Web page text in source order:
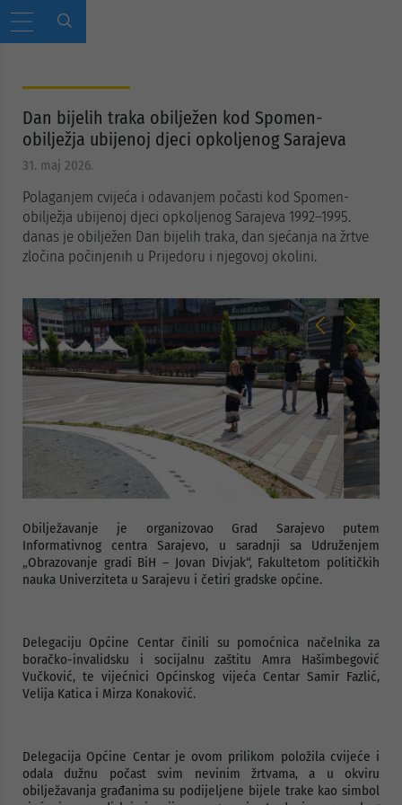
Dan bijelih traka obilježen kod Spomen-
obilježja ubijenoj djeci opkoljenog Sarajeva
31. maj 2026.
Polaganjem cvijeća i odavanjem počasti kod Spomen-
obilježja ubijenoj djeci opkoljenog Sarajeva 1992–1995.
danas je obilježen Dan bijelih traka, dan sjećanja na žrtve
zločina počinjenih u Prijedoru i njegovoj okolini.
Obilježavanje je organizovao Grad Sarajevo putem
Informativnog centra Sarajevo, u saradnji sa Udruženjem
„Obrazovanje gradi BiH – Jovan Divjak“, Fakultetom političkih
nauka Univerziteta u Sarajevu i četiri gradske općine.
Delegaciju Općine Centar činili su pomoćnica načelnika za
boračko-invalidsku i socijalnu zaštitu Amra Hašimbegović
Vučković, te vijećnici Općinskog vijeća Centar Samir Fazlić,
Velija Katica i Mirza Konaković.
Delegacija Općine Centar je ovom prilikom položila cvijeće i
odala dužnu počast svim nevinim žrtvama, a u okviru
obilježavanja građanima su podijeljene bijele trake kao simbol